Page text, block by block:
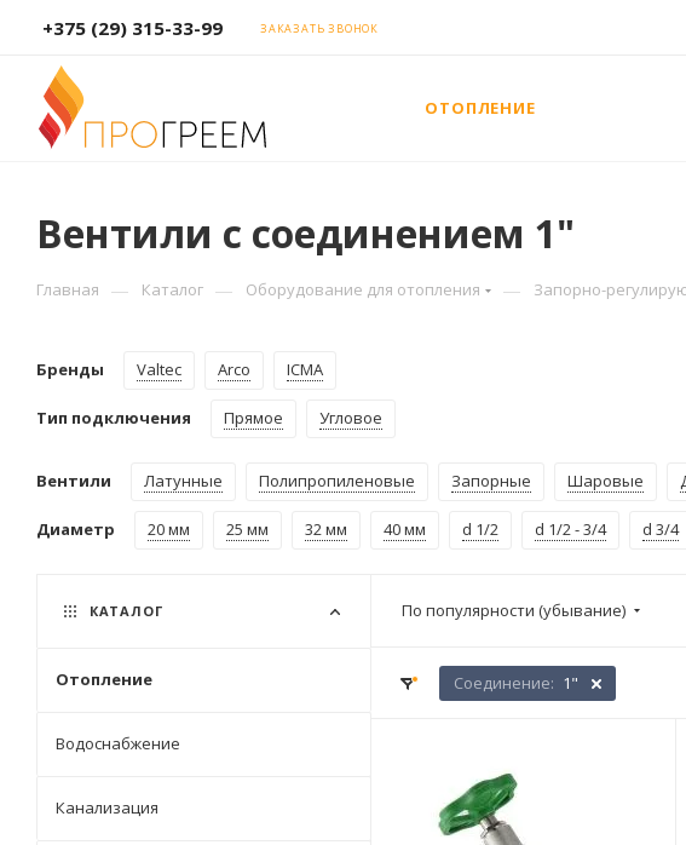
+375 (29) 315-33-99 ЗАКАЗАТЬ ЗВОНОК
ОТОПЛЕНИЕ
Вентили с соединением 1"
Главная — Каталог — Оборудование для отопления — Запорно-
Бренды Valtec Arco ICMA
Тип подключения Прямое Угловое
Вентили Латунные Полипропиленовые Запорные Шаровые
Диаметр 20 мм 25 мм 32 мм 40 мм d 1/2 d 1/2 - 3/4 d 3/4
По популярности (убывание)
Соединение: 1"
КАТАЛОГ
Отопление
Водоснабжение
Канализация